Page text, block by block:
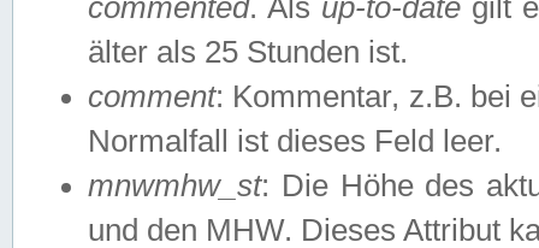
commented. Als up-to-date gilt
älter als 25 Stunden ist.
comment: Kommentar, z.B. bei
Normalfall ist dieses Feld leer.
mnwmhw_st: Die Höhe des
und den MHW. Dieses Attribut